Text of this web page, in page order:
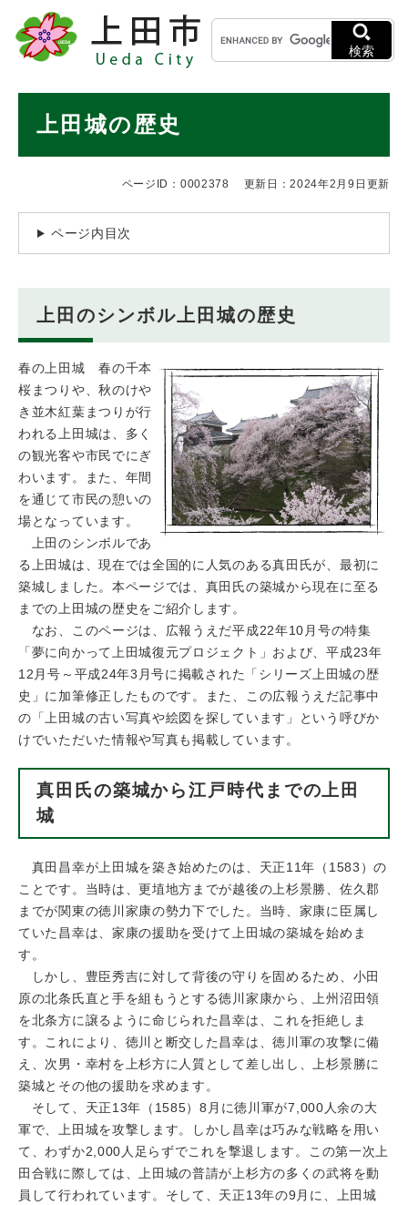
メニューを飛ばして本文へ
キ
ー
ワ
検索
上田城の歴史
ページID：0002378 更新日：2024年2月9日更新
ページ内目次
上田のシンボル上田城の歴史
春の上田城 春の千本
桜まつりや、秋のけや
き並木紅葉まつりが行
われる上田城は、多く
の観光客や市民でにぎ
わいます。また、年間
を通じて市民の憩いの
場となっています。
上田のシンボルであ
る上田城は、現在では全国的に人気のある真田氏が、最初に
築城しました。本ページでは、真田氏の築城から現在に至る
までの上田城の歴史をご紹介します。
なお、このページは、広報うえだ平成22年10月号の特集
「夢に向かって上田城復元プロジェクト」および、平成23年
12月号～平成24年3月号に掲載された「シリーズ上田城の歴
史」に加筆修正したものです。また、この広報うえだ記事中
の「上田城の古い写真や絵図を探しています」という呼びか
けでいただいた情報や写真も掲載しています。
真田氏の築城から江戸時代までの上田
城
真田昌幸が上田城を築き始めたのは、天正11年（1583）の
ことです。当時は、更埴地方までが越後の上杉景勝、佐久郡
までが関東の徳川家康の勢力下でした。当時、家康に臣属し
ていた昌幸は、家康の援助を受けて上田城の築城を始めま
す。
しかし、豊臣秀吉に対して背後の守りを固めるため、小田
原の北条氏直と手を組もうとする徳川家康から、上州沼田領
を北条方に譲るように命じられた昌幸は、これを拒絶しま
す。これにより、徳川と断交した昌幸は、徳川軍の攻撃に備
え、次男・幸村を上杉方に人質として差し出し、上杉景勝に
築城とその他の援助を求めます。
そして、天正13年（1585）8月に徳川軍が7,000人余の大
軍で、上田城を攻撃します。しかし昌幸は巧みな戦略を用い
て、わずか2,000人足らずでこれを撃退します。この第一次上
田合戦に際しては、上田城の普請が上杉方の多くの武将を動
員して行われています。そして、天正13年の9月に、上田城